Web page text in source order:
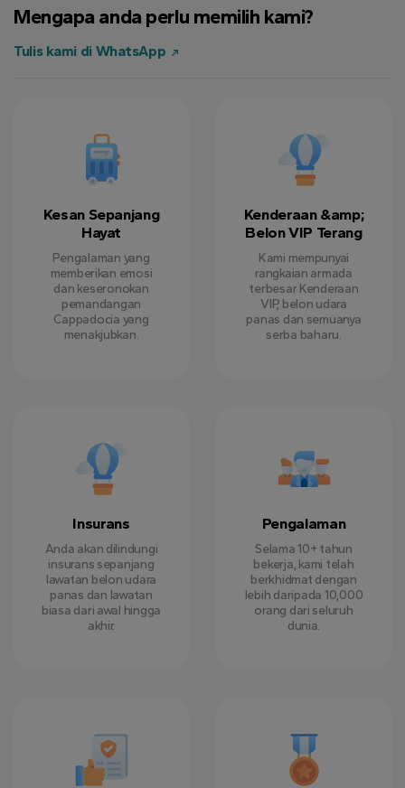
7 Ogos 2024
Mengapa anda perlu memilih kami?
Tulis kami di WhatsApp
Kesan Sepanjang
Hayat
Pengalaman yang
memberikan emosi
dan keseronokan
pemandangan
Cappadocia yang
menakjubkan.
Kenderaan &amp;
Belon VIP Terang
Kami mempunyai
rangkaian armada
terbesar Kenderaan
VIP, belon udara
panas dan semuanya
serba baharu.
Insurans
Anda akan dilindungi
insurans sepanjang
lawatan belon udara
panas dan lawatan
biasa dari awal hingga
akhir.
Pengalaman
Selama 10+ tahun
bekerja, kami telah
berkhidmat dengan
lebih daripada 10,000
orang dari seluruh
dunia.